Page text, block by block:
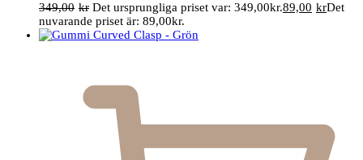
349,00 kr Det ursprungliga priset var: 349,00kr.89,00 krDet
nuvarande priset är: 89,00kr.